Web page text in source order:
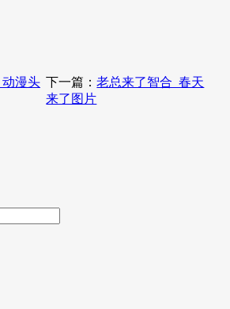
漫头 下一篇：老总来了智合_春天
来了图片